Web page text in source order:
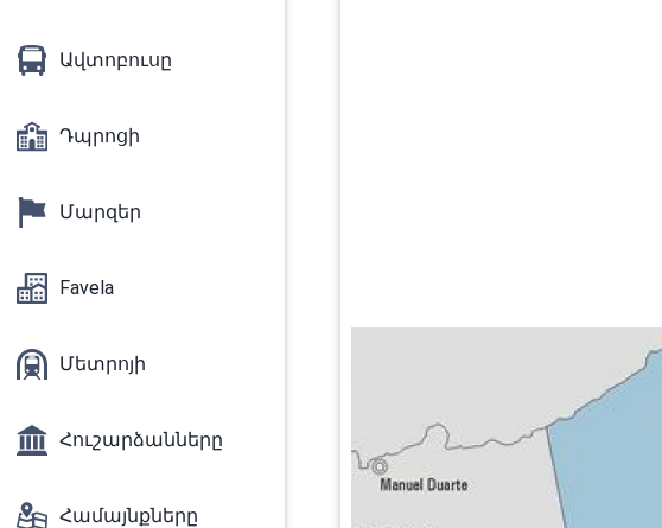
Ավտոբուսը
Դպրոցի
Մարզեր
Favela
Մետրոյի
Հուշարձանները
Համայնքները